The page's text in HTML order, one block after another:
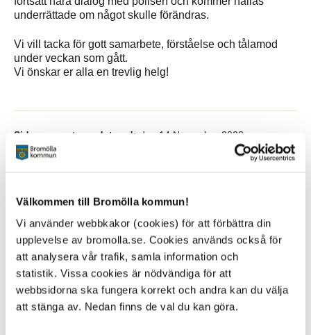
Välkommen till Bromölla kommun!
Vi använder webbkakor (cookies) för att förbättra din
upplevelse av bromolla.se. Cookies används också för
att analysera vår trafik, samla information och
statistik. Vissa cookies är nödvändiga för att
webbsidorna ska fungera korrekt och andra kan du välja
att stänga av. Nedan finns de val du kan göra.
underrättade om något skulle förändras.
Vi vill tacka för gott samarbete, förståelse och tålamod
under veckan som gått.
Vi önskar er alla en trevlig helg!
Sidan senast uppdaterad: den 14 November 2023
Kommentera
Skriv ut